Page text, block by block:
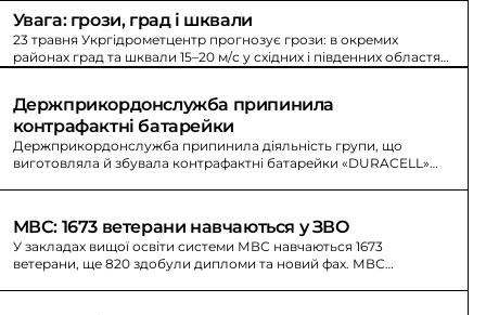
Увага: грози, град і шквали
23 травня Укргідрометцентр прогнозує грози: в окремих
районах град та шквали 15–20 м/с у східних і південних областях.
Можливі ускладнення роботи та руху транспорту.
Держприкордонслужба припинила
контрафактні батарейки
Держприкордонслужба припинила діяльність групи, що
виготовляла й збувала контрафактні батарейки «DURACELL»
МВС: 1673 ветерани навчаються у ЗВО
У закладах вищої освіти системи МВС навчаються 1673
ветерани, ще 820 здобули дипломи та новий фах. МВС